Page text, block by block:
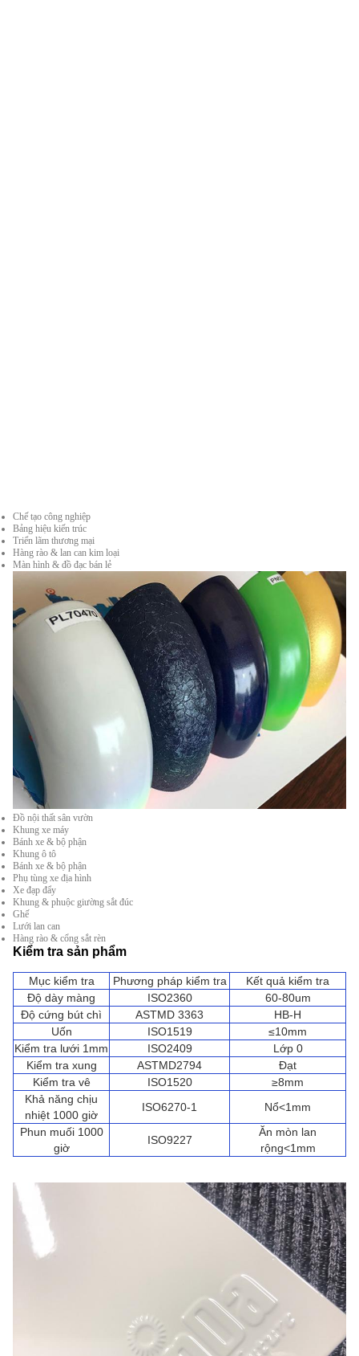
Chế tạo công nghiệp
Bảng hiệu kiến ​​trúc
Triển lãm thương mại
Hàng rào & lan can kim loại
Màn hình & đồ đạc bán lẻ
Đồ nội thất sân vườn
Khung xe máy
Bánh xe & bộ phận
Khung ô tô
Bánh xe & bộ phận
Phụ tùng xe địa hình
Xe đạp đẩy
Khung & phuộc giường sắt đúc
Ghế
Lưới lan can
Hàng rào & cổng sắt rèn
Kiểm tra sản phẩm
Mục kiểm tra Phương pháp kiểm tra
Kết quả kiểm tra
Độ dày màng
ISO2360
60-80um
Độ cứng bút chì
ASTMD 3363
HB-H
Uốn
ISO1519
≤10mm
Kiểm tra lưới 1mm
ISO2409
Lớp 0
Kiểm tra xung
ASTMD2794
Đạt
Kiểm tra vê
ISO1520
≥8mm
Khả năng chịu
nhiệt 1000 giờ
ISO6270-1
Nổ<1mm
Phun muối 1000
giờ
ISO9227
Ăn mòn lan
rộng<1mm